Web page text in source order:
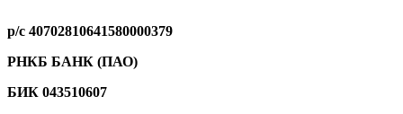
р/с 40702810641580000379
РНКБ БАНК (ПАО)
БИК 043510607